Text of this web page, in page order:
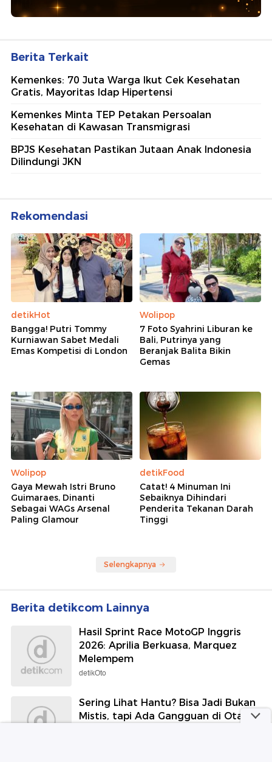
Berita Terkait
Kemenkes: 70 Juta Warga Ikut Cek Kesehatan
Gratis, Mayoritas Idap Hipertensi
Kemenkes Minta TEP Petakan Persoalan
Kesehatan di Kawasan Transmigrasi
BPJS Kesehatan Pastikan Jutaan Anak Indonesia
Dilindungi JKN
Rekomendasi
detikHot
Bangga! Putri Tommy
Kurniawan Sabet Medali
Emas Kompetisi di London
Wolipop
7 Foto Syahrini Liburan ke
Bali, Putrinya yang
Beranjak Balita Bikin
Gemas
Wolipop
Gaya Mewah Istri Bruno
Guimaraes, Dinanti
Sebagai WAGs Arsenal
Paling Glamour
detikFood
Catat! 4 Minuman Ini
Sebaiknya Dihindari
Penderita Tekanan Darah
Tinggi
Selengkapnya
Berita detikcom Lainnya
Hasil Sprint Race MotoGP Inggris
2026: Aprilia Berkuasa, Marquez
Melempem
detikOto
Sering Lihat Hantu? Bisa Jadi Bukan
Mistis, tapi Ada Gangguan di Otak